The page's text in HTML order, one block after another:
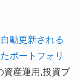
動更新される
ポートフォリ
資産運用,投資ブ